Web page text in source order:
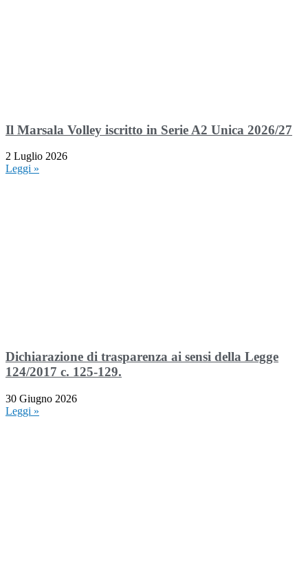
Il Marsala Volley iscritto in Serie A2 Unica 2026/27
2 Luglio 2026
Leggi »
Dichiarazione di trasparenza ai sensi della Legge
124/2017 c. 125-129.
30 Giugno 2026
Leggi »